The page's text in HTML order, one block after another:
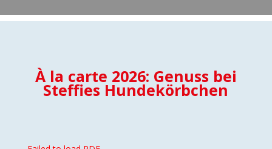
À la carte 2026: Genuss bei
Steffies Hundekörbchen